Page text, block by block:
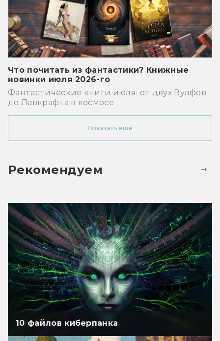
Что почитать из фантастики? Книжные
новинки июля 2026-го
Фантастические книги июля: от двух Вулфов
до Лавкрафта в космосе
Показать ещё
Рекомендуем
10 файлов киберпанка